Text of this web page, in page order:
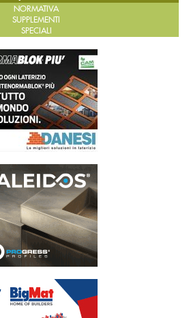
NORMATIVA
SUPPLEMENTI
SPECIALI